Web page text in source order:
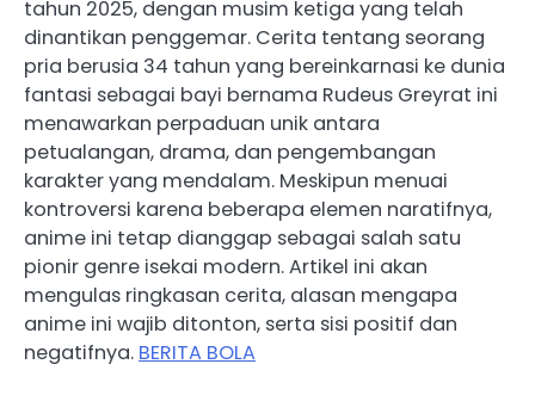
tahun 2025, dengan musim ketiga yang telah
dinantikan penggemar. Cerita tentang seorang
pria berusia 34 tahun yang bereinkarnasi ke dunia
fantasi sebagai bayi bernama Rudeus Greyrat ini
menawarkan perpaduan unik antara
petualangan, drama, dan pengembangan
karakter yang mendalam. Meskipun menuai
kontroversi karena beberapa elemen naratifnya,
anime ini tetap dianggap sebagai salah satu
pionir genre isekai modern. Artikel ini akan
mengulas ringkasan cerita, alasan mengapa
anime ini wajib ditonton, serta sisi positif dan
negatifnya. BERITA BOLA